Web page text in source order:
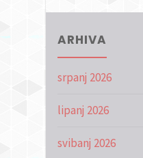
ARHIVA
srpanj 2026
lipanj 2026
svibanj 2026